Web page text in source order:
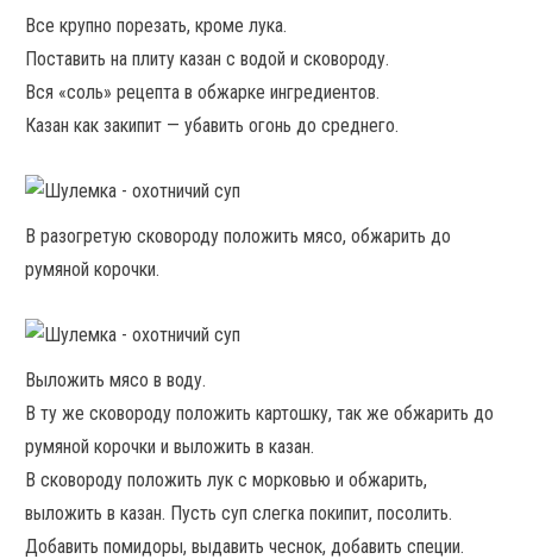
Все крупно порезать, кроме лука.
Поставить на плиту казан с водой и сковороду.
Вся «соль» рецепта в обжарке ингредиентов.
Казан как закипит — убавить огонь до среднего.
В разогретую сковороду положить мясо, обжарить до
румяной корочки.
Выложить мясо в воду.
В ту же сковороду положить картошку, так же обжарить до
румяной корочки и выложить в казан.
В сковороду положить лук с морковью и обжарить,
выложить в казан. Пусть суп слегка покипит, посолить.
Добавить помидоры, выдавить чеснок, добавить специи.